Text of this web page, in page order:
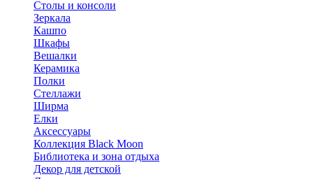
Столы и консоли
Зеркала
Кашпо
Шкафы
Вешалки
Керамика
Полки
Стеллажи
Ширма
Елки
Аксессуары
Коллекция Black Moon
Библиотека и зона отдыха
Декор для детской